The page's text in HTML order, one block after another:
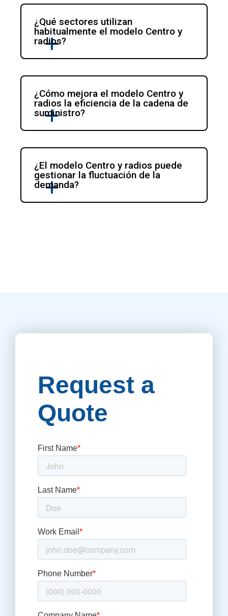
¿Qué sectores utilizan
habitualmente el modelo Centro y
radios?
¿Cómo mejora el modelo Centro y
radios la eficiencia de la cadena de
suministro?
¿El modelo Centro y radios puede
gestionar la fluctuación de la
demanda?